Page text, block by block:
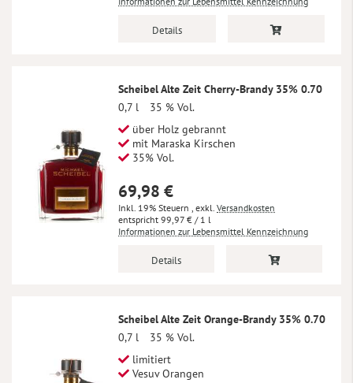
Details
Scheibel Alte Zeit Cherry-Brandy 35% 0.70
0,7 l
35 % Vol.
über Holz gebrannt
mit Maraska Kirschen
35% Vol.
69,98 €
Inkl. 19% Steuern , exkl. Versandkosten
99,97 € / 1 l
Informationen zur Lebensmittel Kennzeichnung
Details
Scheibel Alte Zeit Orange-Brandy 35% 0.70
0,7 l
35 % Vol.
limitiert
Vesuv Orangen